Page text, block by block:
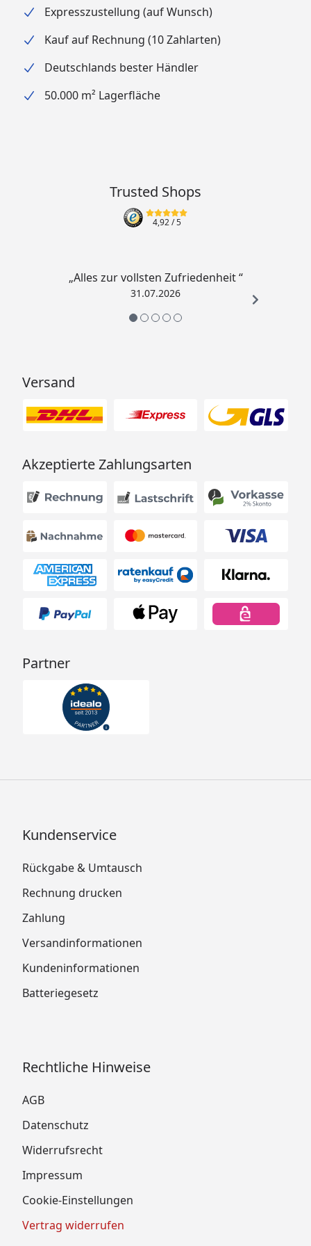
einzusetzen, um das Überleben der Bakterien zu
sichern.
Expresszustellung (auf Wunsch)
Kauf auf Rechnung (10 Zahlarten)
Deutschlands bester Händler
50.000 m² Lagerfläche
Trusted Shops
4,92/ 5
„Alles zur vollsten Zufriedenheit “
31.07.2026
Versand
Akzeptierte Zahlungsarten
Partner
Kundenservice
Rückgabe & Umtausch
Rechnung drucken
Zahlung
Versandinformationen
Kundeninformationen
Batteriegesetz
Rechtliche Hinweise
AGB
Datenschutz
Widerrufsrecht
Impressum
Cookie-Einstellungen
Vertrag widerrufen